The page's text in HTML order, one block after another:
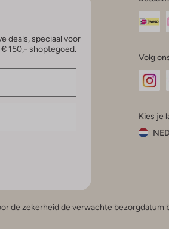
deals, speciaal voor
150,- shoptegoed.
Volg
Kies je
de zekerheid de verwachte